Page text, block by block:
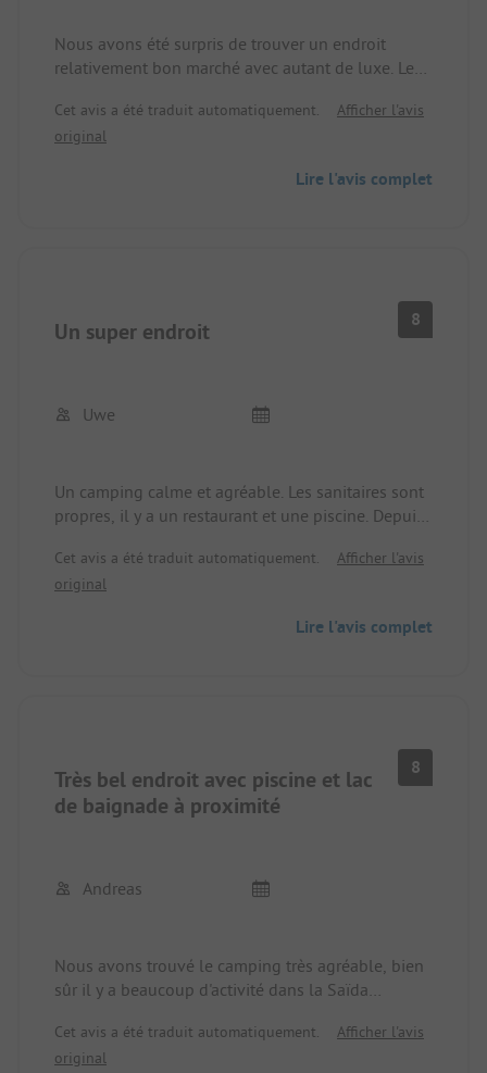
Nous avons été surpris de trouver un endroit
relativement bon marché avec autant de luxe. Les
restaurant est excellent et pas excessivement cher.
Nous n'avons malheureusement passé qu'une nuit
pas posé de problème, il y a même un joli circuit
Cet avis a été traduit automatiquement.
Afficher l'avis
original
Lire l'avis complet
Un super endroit 8
Uwe
Un camping calme et agréable. Les sanitaires sont
propres, il y a un restaurant et une piscine. Depuis
randonnées. Les environs offrent de nombreuses
possibilités d'activités.
Cet avis a été traduit automatiquement.
Afficher l'avis
original
Lire l'avis complet
Très bel endroit avec piscine et lac
de baignade à proximité
8
Andreas
Nous avons trouvé le camping très agréable, bien
sûr il y a beaucoup d'activité dans la Saïda
lac par exemple.
Nous avons bien aimé le parcours d'arc adjacent
Cet avis a été traduit automatiquement.
Afficher l'avis
original